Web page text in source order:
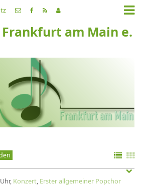
am Main e.
Konzert, Erster allgemeiner Popchor